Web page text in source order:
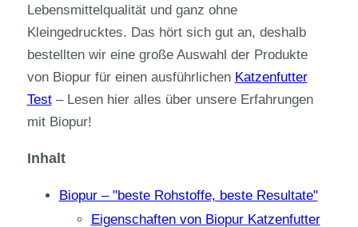
Lebensmittelqualität und ganz ohne
Kleingedrucktes. Das hört sich gut an, deshalb
bestellten wir eine große Auswahl der Produkte
von Biopur für einen ausführlichen Katzenfutter
Test– Lesen hier alles über unsere Erfahrungen
mit Biopur!
Inhalt
Biopur – "beste Rohstoffe, beste Resultate"
Eigenschaften von Biopur Katzenfutter